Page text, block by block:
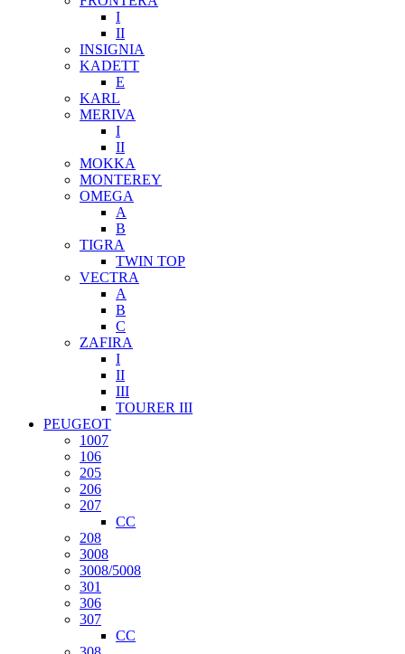
I
II
INSIGNIA
KADETT
E
KARL
MERIVA
I
II
MOKKA
MONTEREY
OMEGA
A
B
TIGRA
TWIN TOP
VECTRA
A
B
C
ZAFIRA
I
II
III
TOURER III
PEUGEOT
1007
106
205
206
207
CC
208
3008
3008/5008
301
306
307
CC